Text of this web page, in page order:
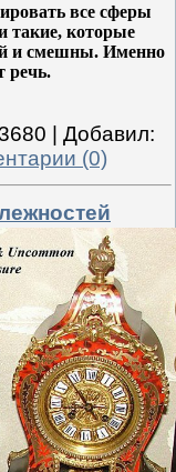
все сферы
такие, которые
и смешны. Именно
речь.
Добавил:
(0)